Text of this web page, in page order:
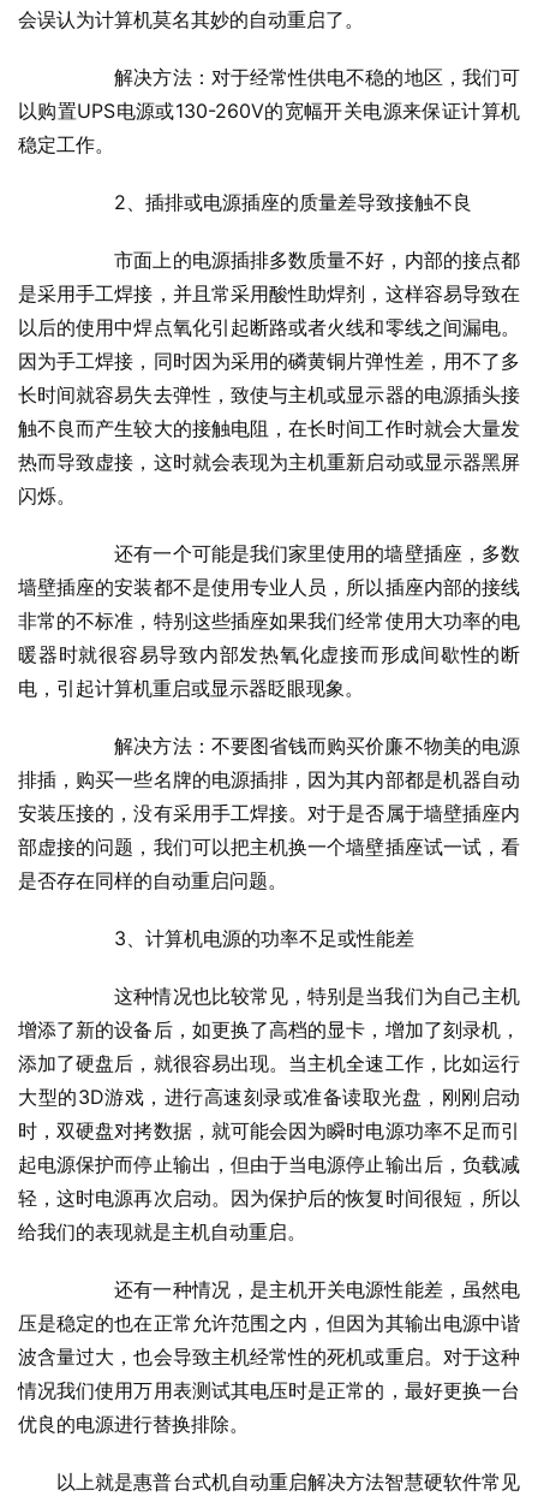
会误认为计算机莫名其妙的自动重启了。
以购置UPS电源或130-260V的宽幅开关电源来保证计算机
稳定工作。
  	2、插排或电源插座的质量差导致接触不良
是采用手工焊接，并且常采用酸性助焊剂，这样容易导致在
以后的使用中焊点氧化引起断路或者火线和零线之间漏电。
因为手工焊接，同时因为采用的磷黄铜片弹性差，用不了多
长时间就容易失去弹性，致使与主机或显示器的电源插头接
触不良而产生较大的接触电阻，在长时间工作时就会大量发
热而导致虚接，这时就会表现为主机重新启动或显示器黑屏
闪烁。
墙壁插座的安装都不是使用专业人员，所以插座内部的接线
非常的不标准，特别这些插座如果我们经常使用大功率的电
暖器时就很容易导致内部发热氧化虚接而形成间歇性的断
电，引起计算机重启或显示器眨眼现象。
排插，购买一些名牌的电源插排，因为其内部都是机器自动
安装压接的，没有采用手工焊接。对于是否属于墙壁插座内
部虚接的问题，我们可以把主机换一个墙壁插座试一试，看
是否存在同样的自动重启问题。
  	3、计算机电源的功率不足或性能差
增添了新的设备后，如更换了高档的显卡，增加了刻录机，
添加了硬盘后，就很容易出现。当主机全速工作，比如运行
大型的3D游戏，进行高速刻录或准备读取光盘，刚刚启动
时，双硬盘对拷数据，就可能会因为瞬时电源功率不足而引
起电源保护而停止输出，但由于当电源停止输出后，负载减
轻，这时电源再次启动。因为保护后的恢复时间很短，所以
给我们的表现就是主机自动重启。
压是稳定的也在正常允许范围之内，但因为其输出电源中谐
波含量过大，也会导致主机经常性的死机或重启。对于这种
情况我们使用万用表测试其电压时是正常的，最好更换一台
优良的电源进行替换排除。
以上就是惠普台式机自动重启解决方法智慧硬软件常见